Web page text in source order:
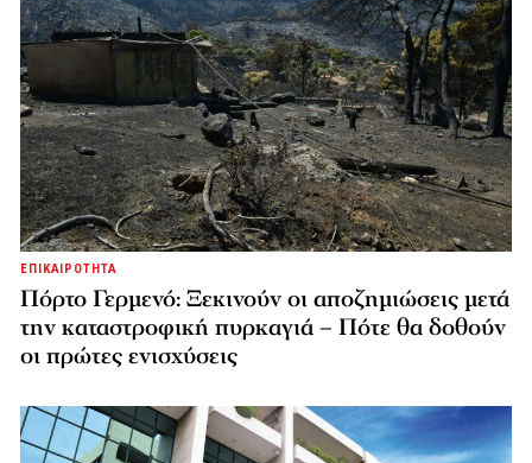
ΕΠΙΚΑΙΡΟΤΗΤΑ
Πόρτο Γερμενό: Ξεκινούν οι αποζημιώσεις μετά
την καταστροφική πυρκαγιά – Πότε θα δοθούν
οι πρώτες ενισχύσεις